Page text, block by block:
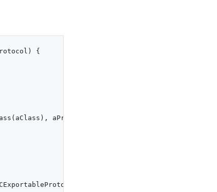
{
aProtocol);
singleton:(BOOL)singleton